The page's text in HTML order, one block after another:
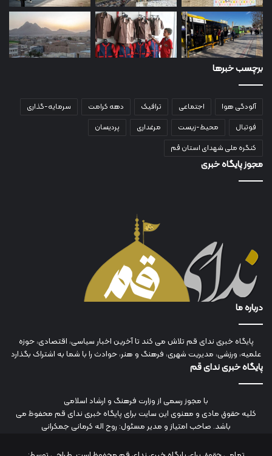
برچسب خبرها
آلودگی هوا اجتماعی ترافیک دهه کرامت
سرمایه-گذاری
فوتبال
محیط-زیست مرغداری
پردیسان
کنگره ملی شهدای استان قم
مجوز پایگاه خبری
درباره ما
پایگاه خبری ندای قم تلاش می کند تا آخرین اخبار سیاسی، اقتصادی، حوزه
علمیه، ورزشی، مدیریت شهری، فرهنگ و هنر، حوادث را با شما به اشتراک بگذارد
پایگاه خبری ندای قم
با مجوز رسمی از وزارت فرهنگ و ارشاد اسلامی
کلیه حقوق مادی و معنوی این سایت برای پایگاه خبری ندای قم محفوظ می
باشد. صاحب امتیاز و مدیر مسئول: روح اله کرمانی جمکرانی